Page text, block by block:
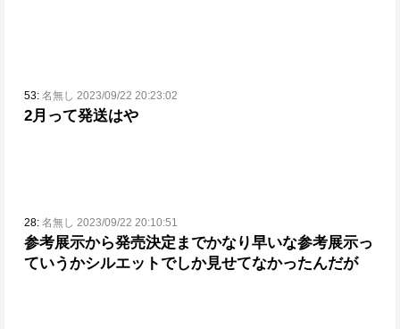
53: 名無し 2023/09/22 20:23:02
2月って発送はや
28: 名無し 2023/09/22 20:10:51
参考展示から発売決定までかなり早いな参考展示っ
ていうかシルエットでしか見せてなかったんだが